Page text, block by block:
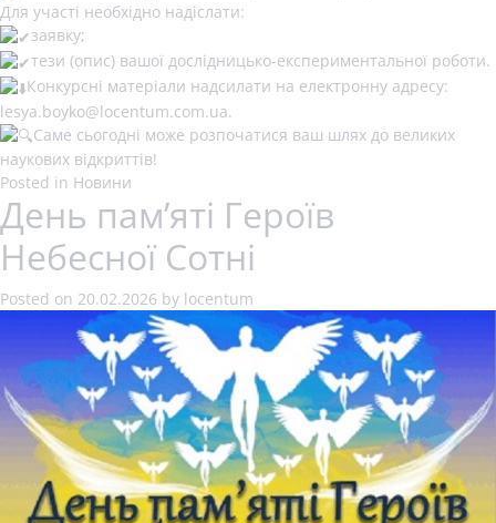
Для участі необхідно надіслати:
заявку;
тези (опис) вашої дослідницько-експериментальної роботи.
Конкурсні матеріали надсилати на електронну адресу:
lesya.boyko@locentum.com.ua.
Саме сьогодні може розпочатися ваш шлях до великих
наукових відкриттів!
Posted in Новини
День памʼяті Героїв
Небесної Сотні
Posted on 20.02.2026 by locentum